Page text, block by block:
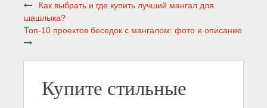
Как выбрать и где купить лучший мангал для
шашлыка?
Топ-10 проектов беседок с мангалом: фото и описание
Купите стильные